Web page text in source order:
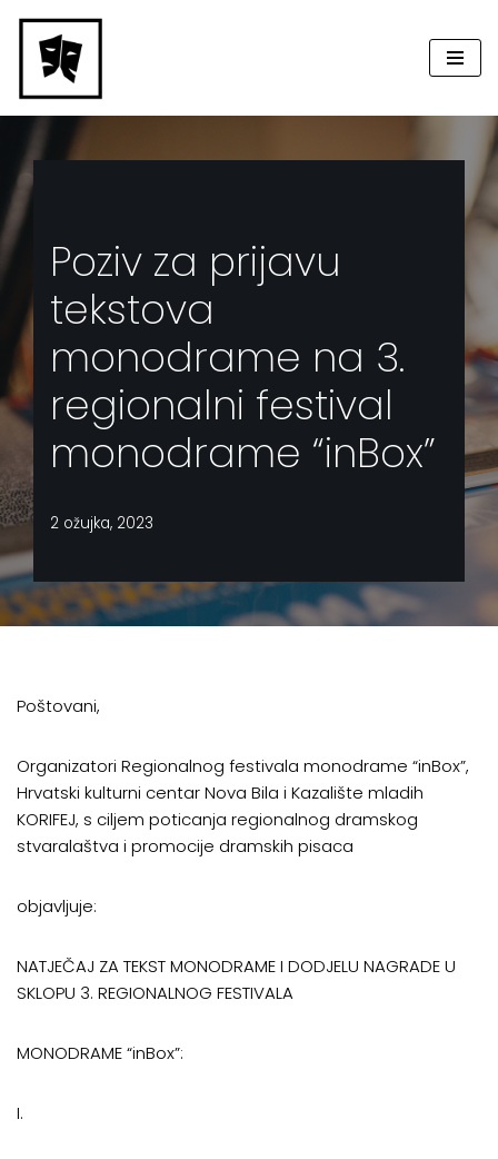
Skip
content
Poziv za prijavu
tekstova
monodrame na 3.
regionalni festival
monodrame “inBox”
2 ožujka, 2023
Poštovani,
Organizatori Regionalnog festivala monodrame “inBox”,
Hrvatski kulturni centar Nova Bila i Kazalište mladih
KORIFEJ, s ciljem poticanja regionalnog dramskog
stvaralaštva i promocije dramskih pisaca
objavljuje:
NATJEČAJ ZA TEKST MONODRAME I DODJELU NAGRADE U
SKLOPU 3. REGIONALNOG FESTIVALA
MONODRAME “inBox”:
I.